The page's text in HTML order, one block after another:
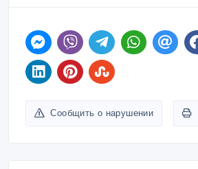
Сообщить о нарушении